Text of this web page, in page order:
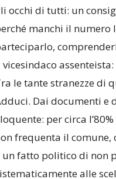
occhi di tutti: un
manchi il numero
vicesindaco
le tante stranezze di
Dai documenti e
per circa
frequenta il
un fatto politico di non
alle